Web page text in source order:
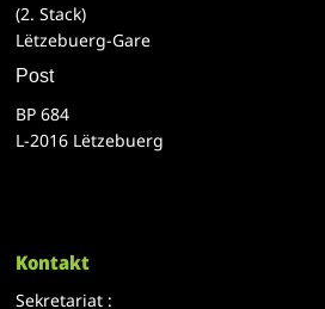
(2. Stack)
Lëtzebuerg-Gare
Post
BP 684
L-2016 Lëtzebuerg
Kontakt
Sekretariat :